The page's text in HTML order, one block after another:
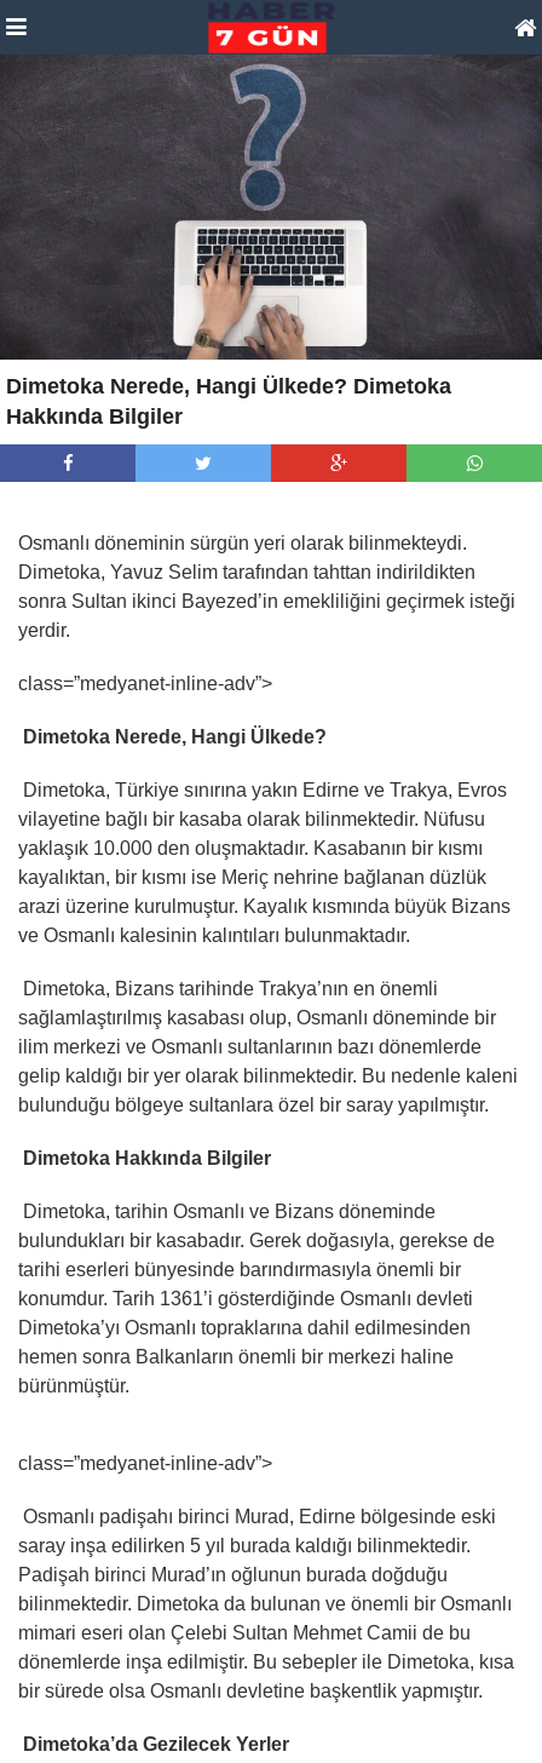
Dimetoka Nerede, Hangi Ülkede? Dimetoka
Hakkında Bilgiler
Osmanlı döneminin sürgün yeri olarak bilinmekteydi.
Dimetoka, Yavuz Selim tarafından tahttan indirildikten
sonra Sultan ikinci Bayezed’in emekliliğini geçirmek isteği
yerdir.
class=”medyanet-inline-adv”>
Dimetoka Nerede, Hangi Ülkede?
Dimetoka, Türkiye sınırına yakın Edirne ve Trakya, Evros
vilayetine bağlı bir kasaba olarak bilinmektedir. Nüfusu
yaklaşık 10.000 den oluşmaktadır. Kasabanın bir kısmı
kayalıktan, bir kısmı ise Meriç nehrine bağlanan düzlük
arazi üzerine kurulmuştur. Kayalık kısmında büyük Bizans
ve Osmanlı kalesinin kalıntıları bulunmaktadır.
Dimetoka, Bizans tarihinde Trakya’nın en önemli
sağlamlaştırılmış kasabası olup, Osmanlı döneminde bir
ilim merkezi ve Osmanlı sultanlarının bazı dönemlerde
gelip kaldığı bir yer olarak bilinmektedir. Bu nedenle kaleni
bulunduğu bölgeye sultanlara özel bir saray yapılmıştır.
Dimetoka Hakkında Bilgiler
Dimetoka, tarihin Osmanlı ve Bizans döneminde
bulundukları bir kasabadır. Gerek doğasıyla, gerekse de
tarihi eserleri bünyesinde barındırmasıyla önemli bir
konumdur. Tarih 1361’i gösterdiğinde Osmanlı devleti
Dimetoka’yı Osmanlı topraklarına dahil edilmesinden
hemen sonra Balkanların önemli bir merkezi haline
bürünmüştür.
class=”medyanet-inline-adv”>
Osmanlı padişahı birinci Murad, Edirne bölgesinde eski
saray inşa edilirken 5 yıl burada kaldığı bilinmektedir.
Padişah birinci Murad’ın oğlunun burada doğduğu
bilinmektedir. Dimetoka da bulunan ve önemli bir Osmanlı
mimari eseri olan Çelebi Sultan Mehmet Camii de bu
dönemlerde inşa edilmiştir. Bu sebepler ile Dimetoka, kısa
bir sürede olsa Osmanlı devletine başkentlik yapmıştır.
Dimetoka’da Gezilecek Yerler